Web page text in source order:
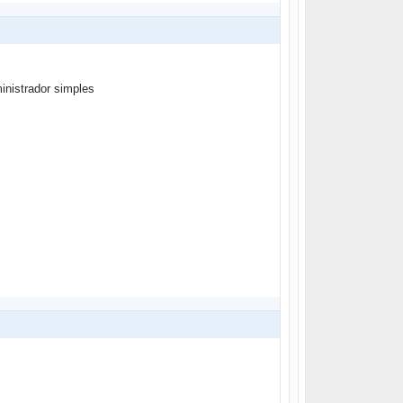
simples